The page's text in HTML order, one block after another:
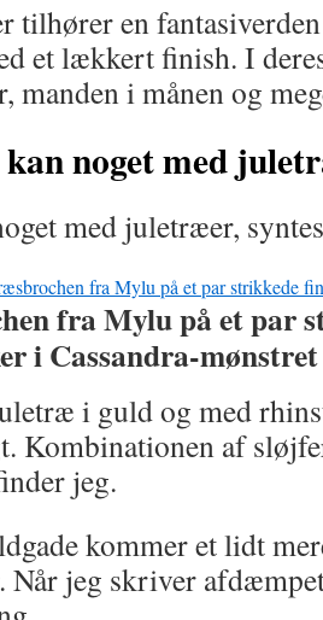
tilhører en
et lækkert finish. I
manden i månen og
noget med
med juletræer,
fra Mylu på et par
i Cassandra-mønstret
i guld og med
Kombinationen af
jeg.
kommer et lidt
Når jeg skriver